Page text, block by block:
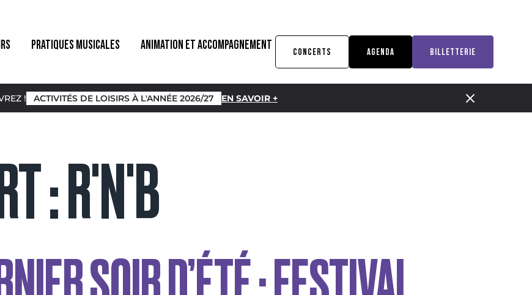
PRATIQUES MUSICALES ANIMATION ET ACCOMPAGNEMENT
CONCERTS AGENDA BILLETTERIE
! ACTIVITÉS DE LOISIRS À L'ANNÉE 2026/27 EN SAVOIR +
:R'N'B